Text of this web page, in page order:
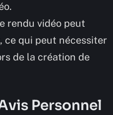
rendu vidéo peut
ce qui peut nécessiter
de la création de
Personnel